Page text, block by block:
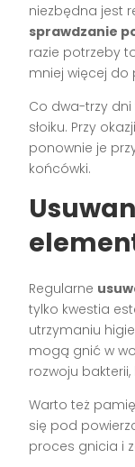
niezbędna jest
sprawdzanie
razie potrzeby
mniej więcej do
Co dwa-trzy dni
słoiku. Przy
ponownie je
końcówki.
Regularne
tylko kwestia
utrzymaniu
mogą gnić w
rozwoju
Warto też
się pod
proces gnicia i